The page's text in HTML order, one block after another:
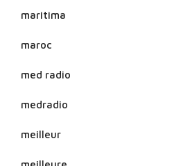
maritima
maroc
med radio
medradio
meilleur